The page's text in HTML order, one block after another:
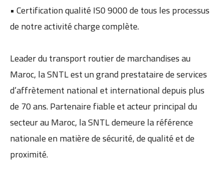
• Certification qualité IS0 9000 de tous les processus
de notre activité charge complète.
Leader du transport routier de marchandises au
Maroc, la SNTL est un grand prestataire de services
d’affrètement national et international depuis plus
de 70 ans. Partenaire fiable et acteur principal du
secteur au Maroc, la SNTL demeure la référence
nationale en matière de sécurité, de qualité et de
proximité.